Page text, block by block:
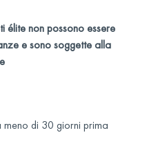
élite non possono essere
e sono soggette alla
di 30 giorni prima